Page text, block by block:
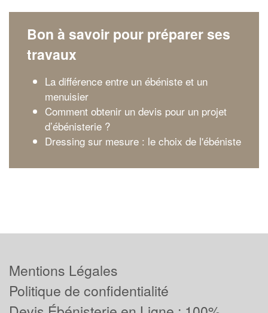
Bon à savoir pour préparer ses
travaux
La différence entre un ébéniste et un
menuisier
Comment obtenir un devis pour un projet
d’ébénisterie ?
Dressing sur mesure : le choix de l'ébéniste
Mentions Légales
Politique de confidentialité